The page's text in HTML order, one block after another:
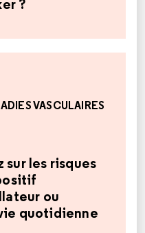
?
VASCULAIRES
sur les risques
ou
quotidienne